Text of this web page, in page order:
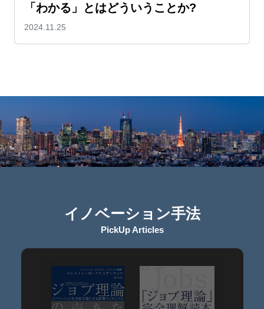
「わかる」とはどういうことか?
2024.11.25
イノベーション手法
PickUp Articles